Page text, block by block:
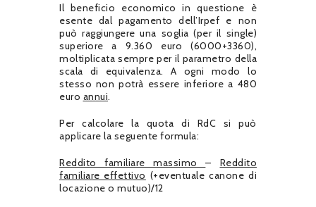
Il beneficio economico in questione è
esente dal pagamento dell’Irpef e non
può raggiungere una soglia (per il single)
superiore a 9.360 euro (6000+3360),
moltiplicata sempre per il parametro della
scala di equivalenza. A ogni modo lo
stesso non potrà essere inferiore a 480
euro annui.
Per calcolare la quota di RdC si può
applicare la seguente formula:
Reddito familiare massimo– Reddito
familiare effettivo (+eventuale canone di
locazione o mutuo)/12